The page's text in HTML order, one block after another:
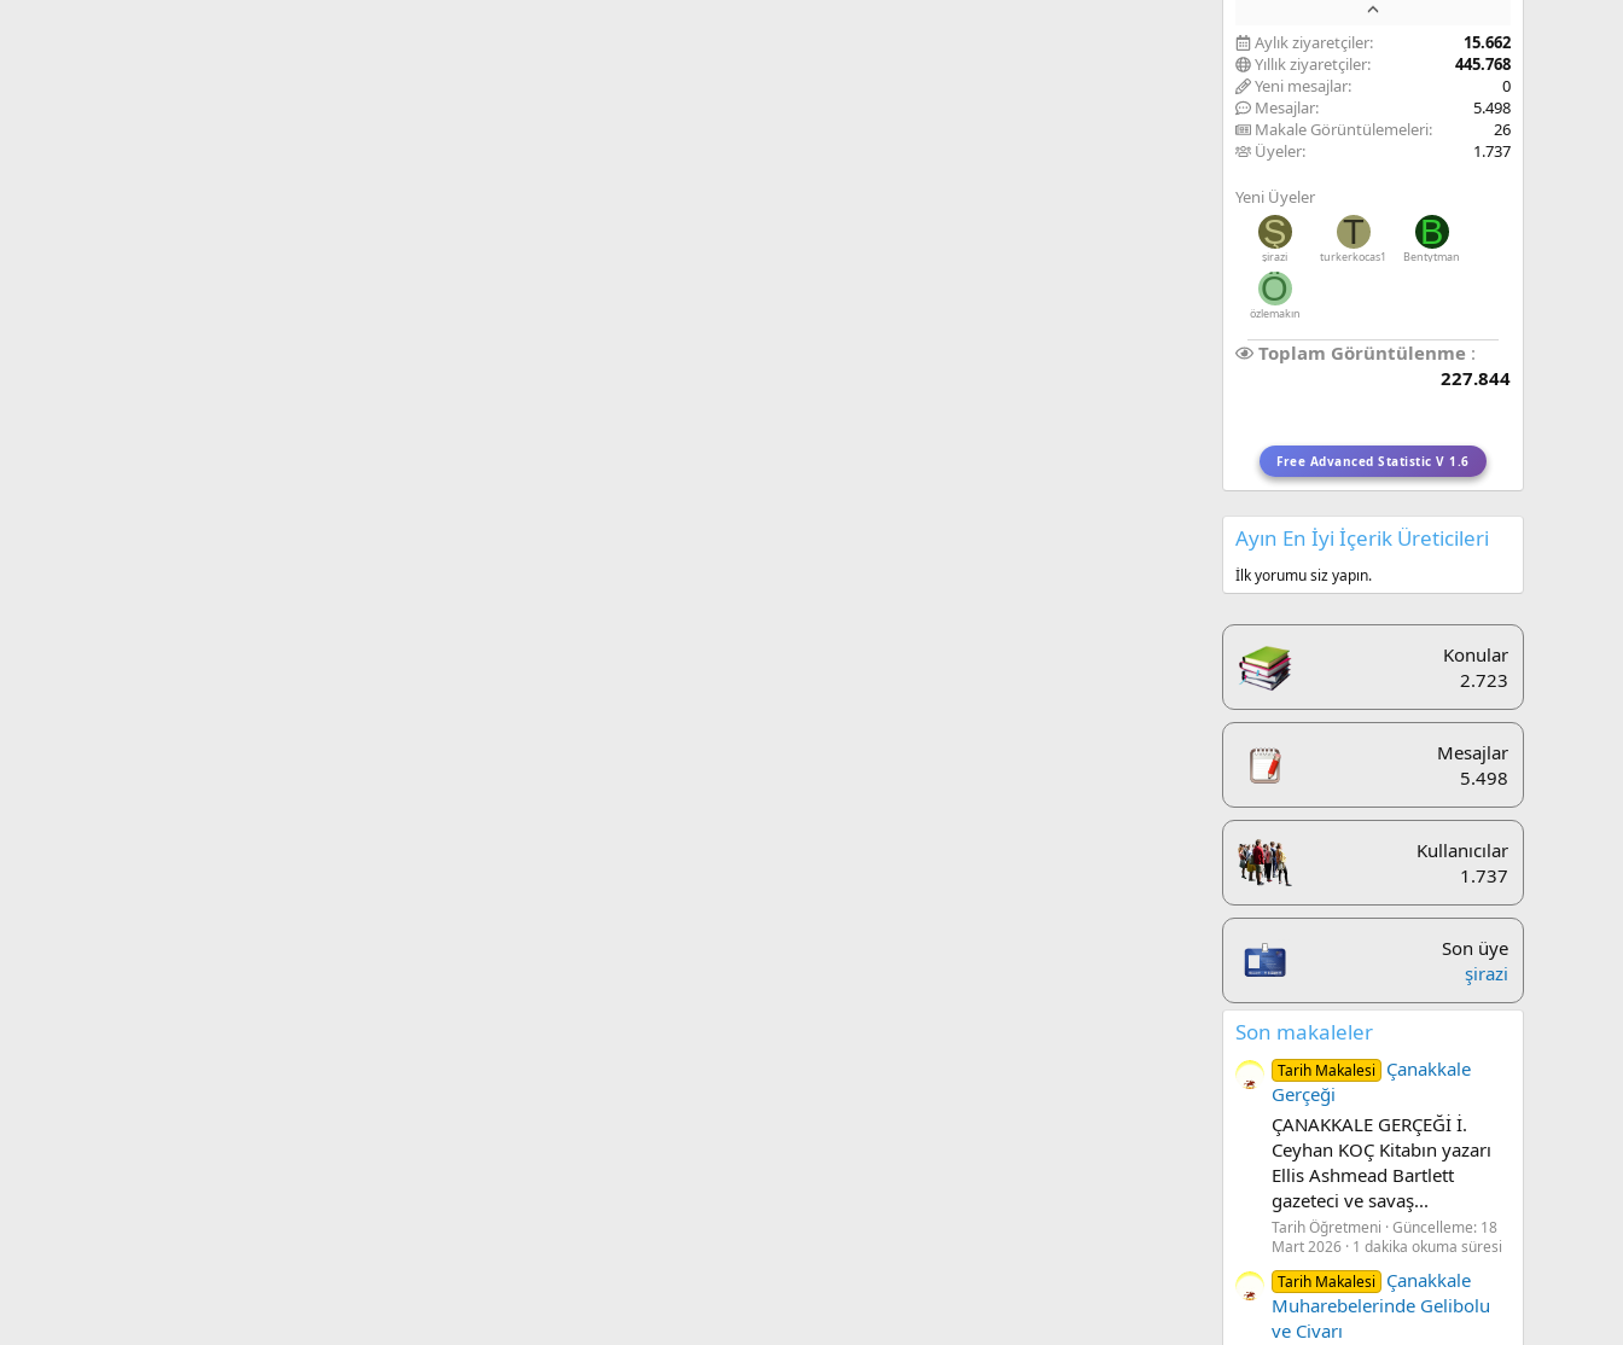
Aylık ziyaretçiler
15.662
Yıllık ziyaretçiler
445.768
Yeni mesajlar
0
Mesajlar
5.498
Makale Görüntülemeleri
26
Üyeler
1.737
Yeni Üyeler
Ş
şirazi
T
turkerkocas1
B
Bentytman
Ö
özlemakın
Toplam Görüntülenme
227.844
Free Advanced Statistic V 1.6
Ayın En İyi İçerik Üreticileri
İlk yorumu siz yapın.
Konular
2.723
Mesajlar
5.498
Kullanıcılar
1.737
Son üye
şirazi
Son makaleler
Tarih Makalesi
Çanakkale
Gerçeği
ÇANAKKALE GERÇEĞİ İ.
Ceyhan KOÇ Kitabın yazarı
Ellis Ashmead Bartlett
gazeteci ve savaş...
Tarih Öğretmeni Güncelleme: 18
Mart 2026 1 dakika okuma süresi
Tarih Makalesi
Çanakkale
Muharebelerinde Gelibolu
ve Civarı